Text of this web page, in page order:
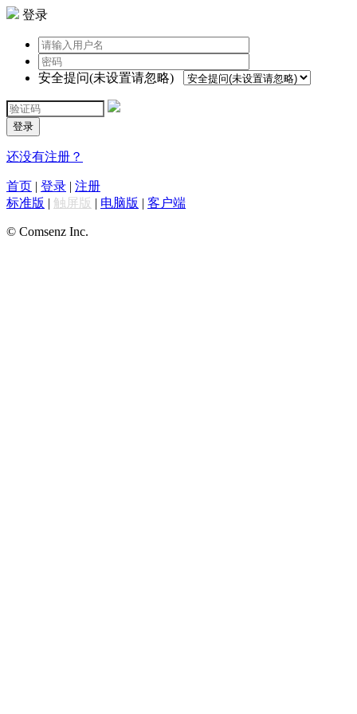
登录
安全提问(未设置请忽略)
登录
还没有注册？
首页 | 登录 | 注册
标准版 | 触屏版 | 电脑版 | 客户端
© Comsenz Inc.